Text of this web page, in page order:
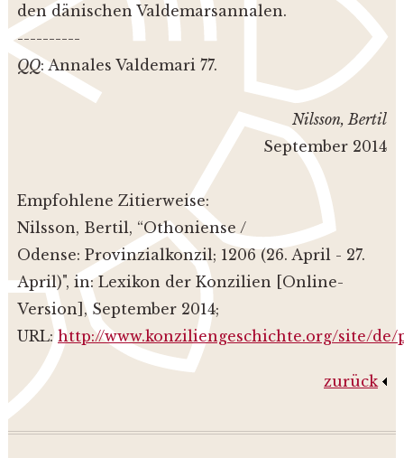
den dänischen Valdemarsannalen.
----------
QQ: Annales Valdemari 77.
Nilsson, Bertil
September 2014
Empfohlene Zitierweise:
Nilsson, Bertil, “Othoniense /
Odense: Provinzialkonzil; 1206 (26. April - 27.
April)", in: Lexikon der Konzilien [Online-
Version], September 2014;
URL: http://www.konziliengeschichte.org/site/
zurück